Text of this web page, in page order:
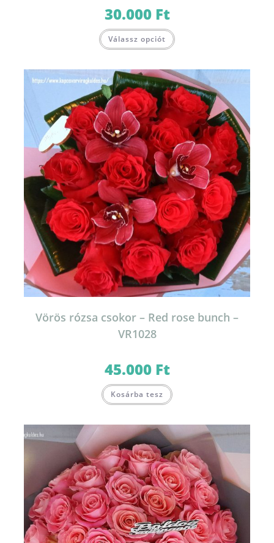
30.000 Ft
Válassz opciót
Vörös rózsa csokor – Red rose bunch –
VR1028
45.000 Ft
Kosárba tesz